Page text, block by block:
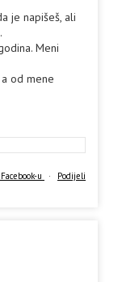
je napišeš, ali
Meni
od mene
u · Podijeli